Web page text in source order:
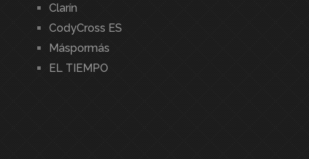
Clarín
CodyCross ES
Máspormás
EL TIEMPO